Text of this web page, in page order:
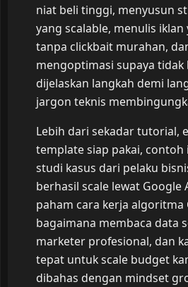
niat beli tinggi, menyusun
yang scalable, menulis
tanpa clickbait murahan,
mengoptimasi supaya tidak
dijelaskan langkah demi
jargon teknis
Lebih dari sekadar tutorial,
template siap pakai, contoh
studi kasus dari pelaku
berhasil scale lewat Google
paham cara kerja algoritma
bagaimana membaca data
marketer profesional, dan
tepat untuk scale budget
dibahas dengan mindset